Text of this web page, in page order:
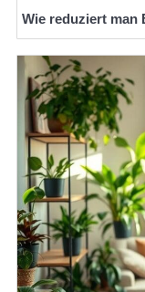
Wie reduziert